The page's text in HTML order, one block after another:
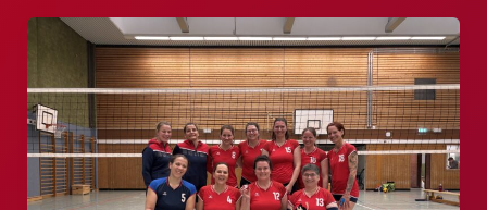
–
Deutsche
Küche
trifft
gemütliche
Atmosphäre